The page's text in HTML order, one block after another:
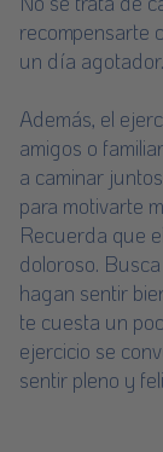
recompensarte
un día agotador.
Además, el
amigos o
a caminar
para motivarte
Recuerda que
doloroso.
hagan sentir
te cuesta un
ejercicio se
sentir pleno y